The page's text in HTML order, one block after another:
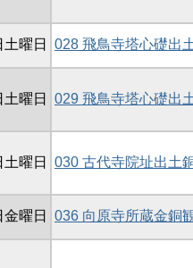
曜日 028 飛鳥寺塔心礎出
曜日 029 飛鳥寺塔心礎出
曜日 030 古代寺院址出土
曜日 036 向原寺所蔵金銅